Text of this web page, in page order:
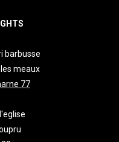
barbusse
meaux
77